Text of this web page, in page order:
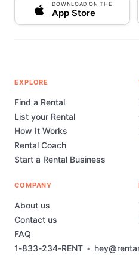
DOWNLOAD ON THE
App Store
1-833-234-RENT •
EXPLORE
Find a Rental
List your Rental
How It Works
Rental Coach
Start a Rental Business
COMPANY
About us
Contact us
FAQ